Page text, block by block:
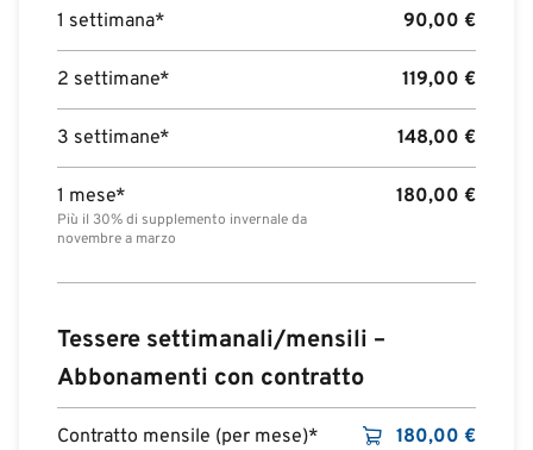
1 settimana* 90,00 €
2 settimane* 119,00 €
3 settimane* 148,00 €
1 mese*
Più il 30% di supplemento invernale da
novembre a marzo
180,00 €
Tessere settimanali/mensili –
Abbonamenti con contratto
Contratto mensile (per mese)* 180,00 €